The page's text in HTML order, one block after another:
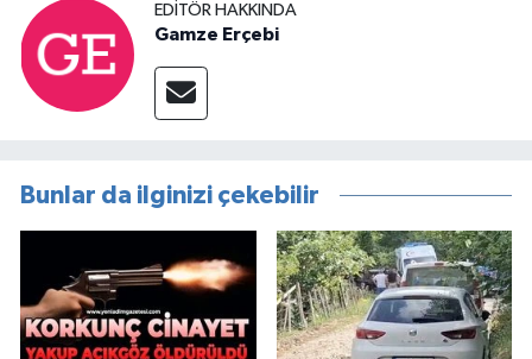
EDITÖR HAKKINDA
Gamze Erçebi
Bunlar da ilginizi çekebilir